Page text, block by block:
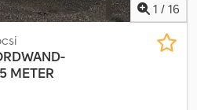
1 / 16
METER